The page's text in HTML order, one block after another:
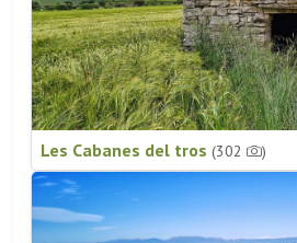
Les Cabanes del tros (302 )